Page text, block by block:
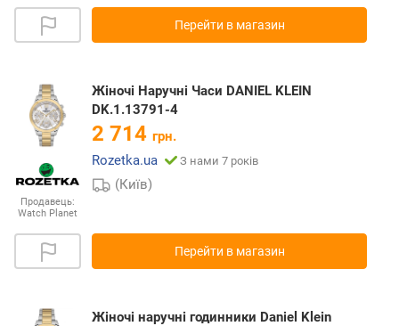
Перейти в магазин
Продавець:
Watch Planet
Жіночі Наручні Часи DANIEL KLEIN
DK.1.13791-4
2 714 грн.
Rozetka.ua
З нами 7 років
(Київ)
Перейти в магазин
Жіночі наручні годинники Daniel Klein